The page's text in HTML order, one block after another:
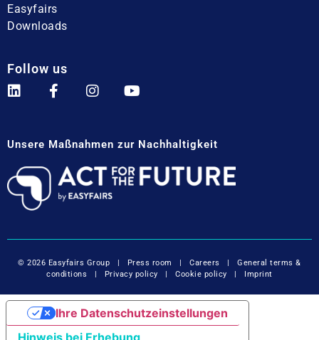
Easyfairs
Downloads
Follow us
Unsere Maßnahmen zur Nachhaltigkeit
© 2026 Easyfairs Group Press room |Careers |General terms &
conditions
Privacy policy |Cookie policy Imprint
Hinweis bei Erhebung
Ihre Datenschutzeinstellungen